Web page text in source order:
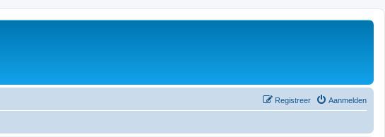
Aanmelden
Registreer